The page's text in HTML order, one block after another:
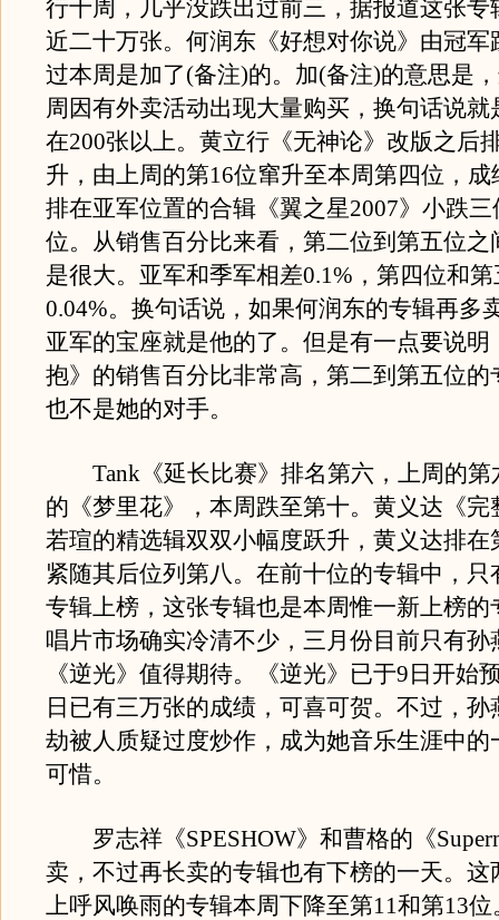
行十周，几乎没跌出过前三，据报道这张专
近二十万张。何润东《好想对你说》由冠军
过本周是加了(备注)的。加(备注)的意思是
周因有外卖活动出现大量购买，换句话说就
在200张以上。黄立行《无神论》改版之后
升，由上周的第16位窜升至本周第四位，
排在亚军位置的合辑《翼之星2007》小跌
位。从销售百分比来看，第二位到第五位之
是很大。亚军和季军相差0.1%，第四位和
0.04%。换句话说，如果何润东的专辑再多
亚军的宝座就是他的了。但是有一点要说明
抱》的销售百分比非常高，第二到第五位的
也不是她的对手。
Tank《延长比赛》排名第六，上周的第
的《梦里花》，本周跌至第十。黄义达《完
若瑄的精选辑双双小幅度跃升，黄义达排在
紧随其后位列第八。在前十位的专辑中，只
专辑上榜，这张专辑也是本周惟一新上榜的
唱片市场确实冷清不少，三月份目前只有孙
《逆光》值得期待。《逆光》已于9日开始
日已有三万张的成绩，可喜可贺。不过，孙
劫被人质疑过度炒作，成为她音乐生涯中的
可惜。
罗志祥《SPESHOW》和曹格的《
卖，不过再长卖的专辑也有下榜的一天。这
上呼风唤雨的专辑本周下降至第11和第13